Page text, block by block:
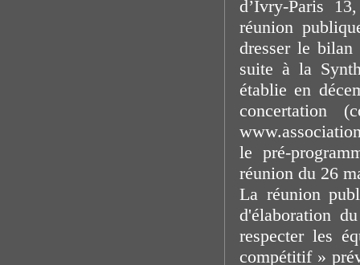
d’Ivry-Paris
réunion
dresser le bilan
suite à la
établie en
concertation
le pré-
réunion du 26
La réunion
d'élaboration
respecter les
compétitif »